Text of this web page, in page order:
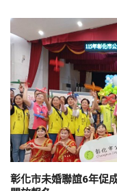
彰化市未婚聯誼6年促